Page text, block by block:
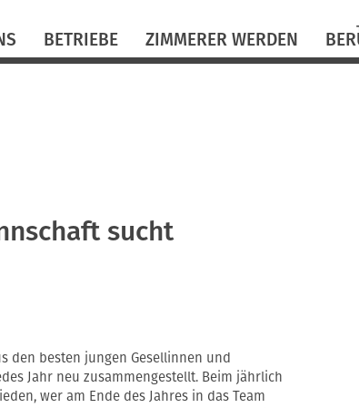
BETRIEBE ZIMMERER WERDEN
sucht
den besten jungen Gesellinnen und
Jahr neu zusammengestellt. Beim jährlich
wer am Ende des Jahres in das Team